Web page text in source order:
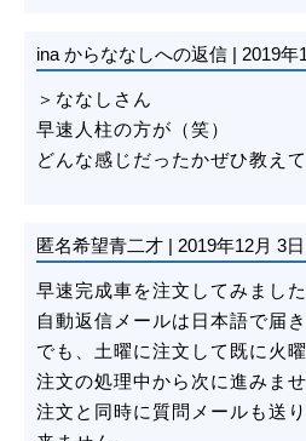
ina からななしへの返信 | 2019年
＞ななしさん
早速人柱の方が（笑）
どんな感じだったかぜひ教え
匿名希望青二才 | 2019年12月 3
早速完成車を注文してみました
自動返信メールは日本語で届き
でも、土曜に注文して既に火
注文の処理中から次に進みませ
注文と同時に質問メールも送